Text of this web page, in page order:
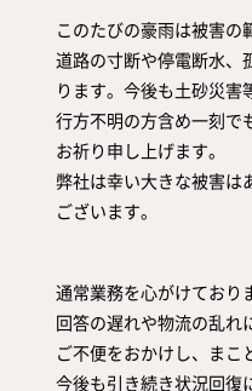
胡粉コスメ
京花舞
胡粉石鹸
瑞々
爪美容液
メディア掲載
ねいる図案帖
日本画作品帖
白狐通信
上羽絵惣について
会社概要
想い
歴史
取扱店舗
お問い合わせ
カタログ請求
個人情報保護
サイトマップ
このたびの豪雨は被害の
道路の寸断や停電断水、
ります。今後も土砂災害
行方不明の方含め一刻で
お祈り申し上げます。
弊社は幸い大きな被害は
ございます。
通常業務を心がけており
回答の遅れや物流の乱れ
ご不便をおかけし、まこ
今後も引き続き状況回復